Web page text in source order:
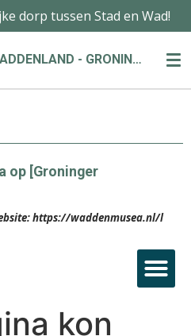
WINSUM - WADDENLAND - GRONINGEN
dorp tussen Stad en Wad!
op [Groninger
https://waddenmusea.nl/l